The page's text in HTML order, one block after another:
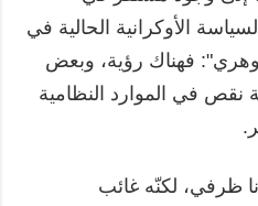
الأوكرانية الحالية في
فهناك رؤية، وبعض
نقص في الموارد النظامية
ظرفي، لكنّه غائب